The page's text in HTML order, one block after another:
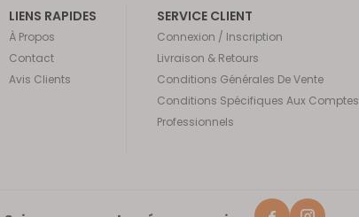
LIENS RAPIDES
À Propos
Contact
Avis Clients
SERVICE CLIENT
Connexion / Inscription
Livraison & Retours
Conditions Générales De Vente
Conditions Spécifiques Aux Comptes
Professionnels